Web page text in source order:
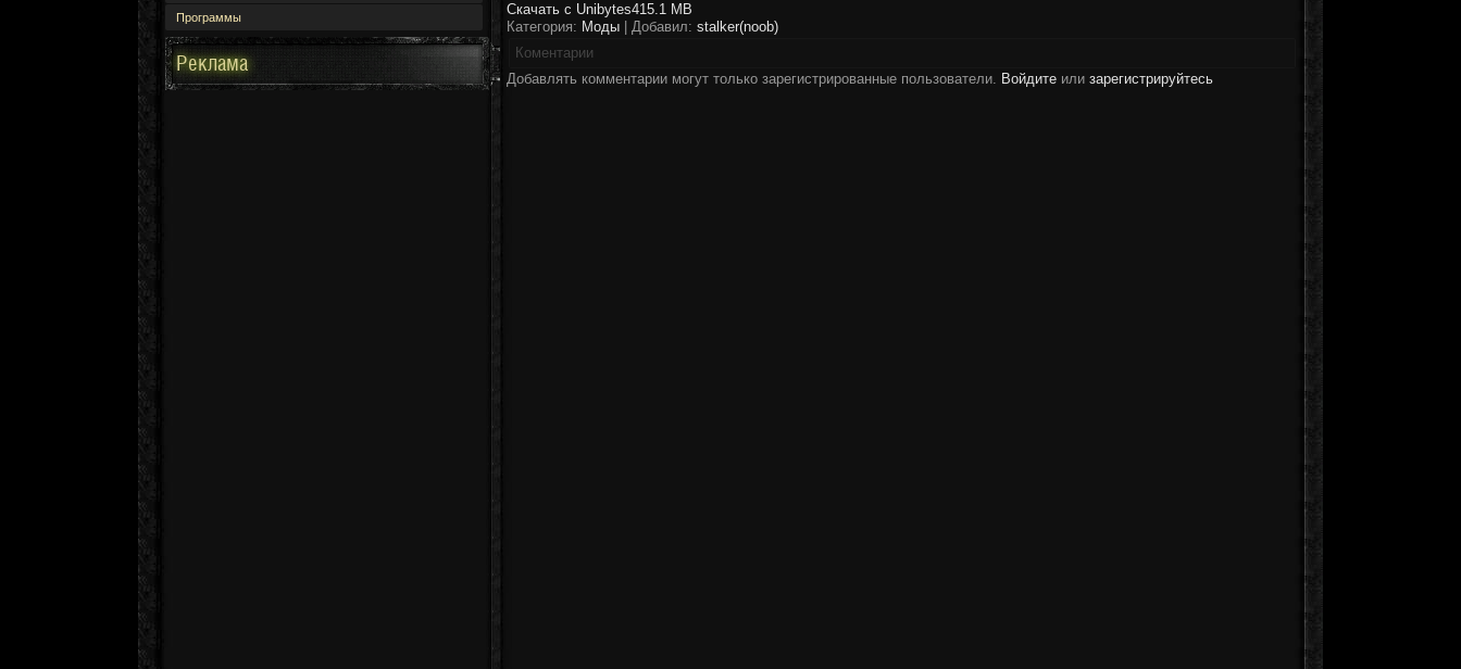
Скачать с Unibytes415.1 MB
Категория: Моды | Добавил: stalker(noob)
Коментарии
Добавлять комментарии могут только зарегистрированные пользователи. Войдите или зарегистрируйтесь
Программы
Реклама